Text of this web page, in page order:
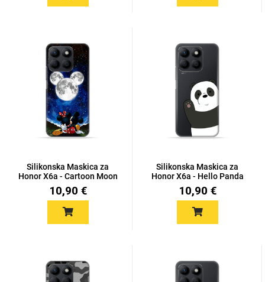
Silikonska Maskica za
Honor X6a - Cartoon Moon
10,90 €
Silikonska Maskica za
Honor X6a - Hello Panda
10,90 €